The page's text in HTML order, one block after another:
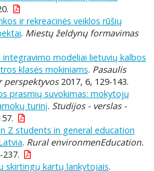
ir rekreacinės veiklos rūšių
. Miestų želdynų formavimas
modeliai lietuvių kalbos
klasės mokiniams. Pasaulis
perspektyvos2017, 6, 129-143.
prasmių suvokimas: mokytojų
turinį. Studijos - verslas -
Z students in general education
. Rural environmenEducation.
skirtingų kartų lankytojais.